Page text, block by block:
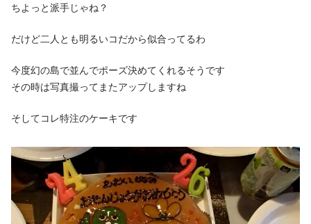
ちよっと派手じゃね？
だけど二人とも明るいコだから似合ってるわ
今度幻の島で並んでポーズ決めてくれるそうです
その時は写真撮ってまたアップしますね
そしてコレ特注のケーキです